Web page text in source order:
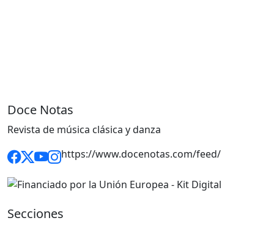
Doce Notas
Revista de música clásica y danza
https://www.docenotas.com/feed/
Secciones